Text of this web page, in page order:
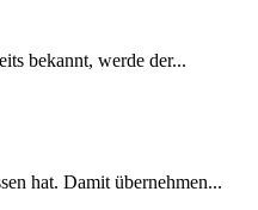
bekannt, werde der...
hat. Damit übernehmen...